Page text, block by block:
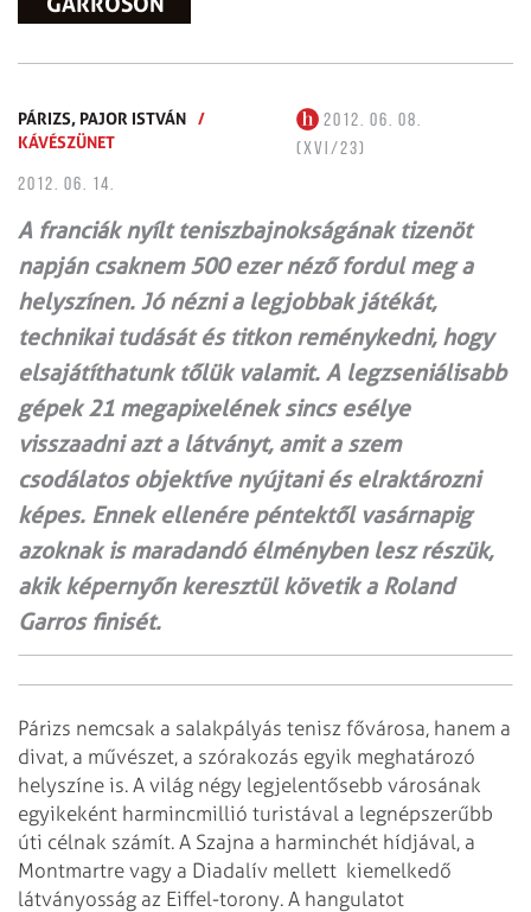
PÁRIZS, PAJOR ISTVÁN /
KÁVÉSZÜNET
2012. 06. 08.
(XVI/23)
2012. 06. 14.
A franciák nyílt teniszbajnokságának tizenöt
napján csaknem 500 ezer néző fordul meg a
helyszínen. Jó nézni a legjobbak játékát,
technikai tudását és titkon reménykedni, hogy
elsajátíthatunk tőlük valamit. A legzseniálisabb
gépek 21 megapixelének sincs esélye
visszaadni azt a látványt, amit a szem
csodálatos objektíve nyújtani és elraktározni
képes. Ennek ellenére péntektől vasárnapig
azoknak is maradandó élményben lesz részük,
akik képernyőn keresztül követik a Roland
Garros finisét.
Párizs nemcsak a salakpályás tenisz fővárosa, hanem a
divat, a művészet, a szórakozás egyik meghatározó
helyszíne is. A világ négy legjelentősebb városának
egyikeként harmincmillió turistával a legnépszerűbb
úti célnak számít. A Szajna a harminchét hídjával, a
Montmartre vagy a Diadalív mellett kiemelkedő
látványosság az Eiffel-torony. A hangulatot